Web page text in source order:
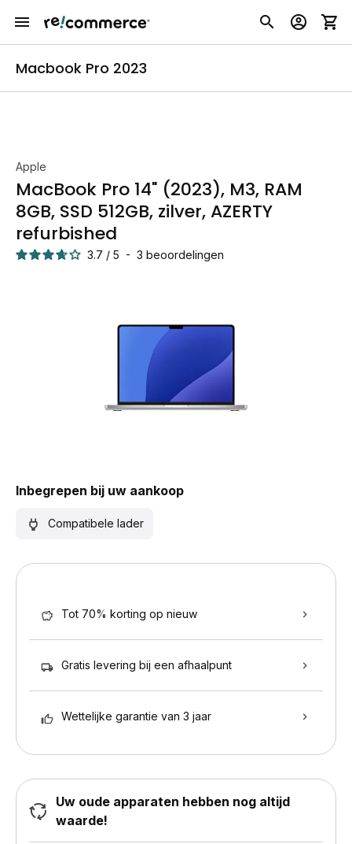
Macbook Pro 2023
Apple
MacBook Pro 14" (2023), M3, RAM
8GB, SSD 512GB, zilver, AZERTY
refurbished
3.7 / 5 - 3 beoordelingen
Inbegrepen bij uw aankoop
Compatibele lader
Tot 70% korting op nieuw
Gratis levering bij een afhaalpunt
Wettelijke garantie van 3 jaar
Uw oude apparaten hebben nog altijd
waarde!